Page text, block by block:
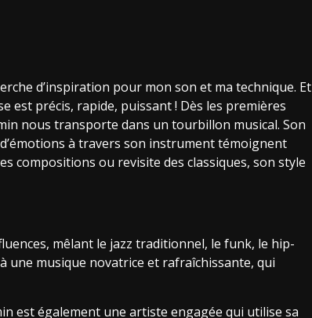
d’inspiration pour mon son et ma technique. Et
est précis, rapide, puissant ! Dès les premières
nous transporte dans un tourbillon musical. Son
à travers son instrument témoignent
compositions ou revisite des classiques, son style
mêlant le jazz traditionnel, le funk, le hip-
une musique novatrice et rafraîchissante, qui
est également une artiste engagée qui utilise sa